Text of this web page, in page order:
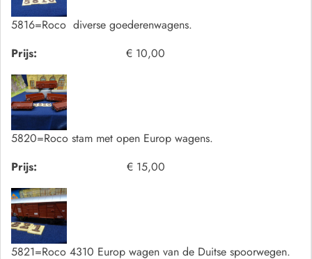
5816=Roco diverse goederenwagens.
Prijs:
€ 10,00
5820=Roco stam met open Europ wagens.
Prijs:
€ 15,00
5821=Roco 4310 Europ wagen van de Duitse spoorwegen.